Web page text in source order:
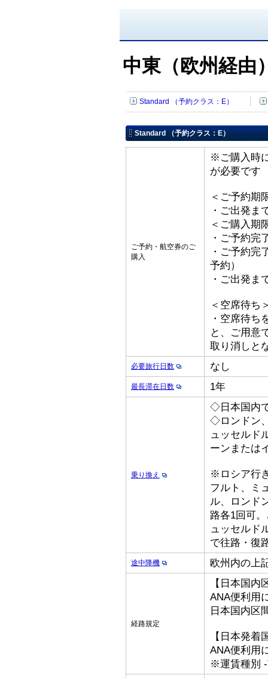
中東（欧州経由
Standard （予約クラス：E）
Standard （予約クラス：E）
ご予約・航空券のご
購入
※ご購入時
が必要です
＜ご予約期
・ご出発ま
＜ご購入期
・ご予約完
・ご予約完
予約）
・ご出発ま
＜空席待ち
・空席待ち
と、ご用意
取り消しと
必要旅行日数 なし
最長滞在日数 1年
乗り換え
◇日本国内
◇ロンドン
ュッセルド
ーンまたは
※ロシア行
フルト、ミ
ル、ロンド
路各1回可
ュッセルド
で往路・復
途中降機 欧州内の上
経路規定
【日本国内
ANA便利用
日本国内区
【日本発着
ANA便利用
※運賃種別 -